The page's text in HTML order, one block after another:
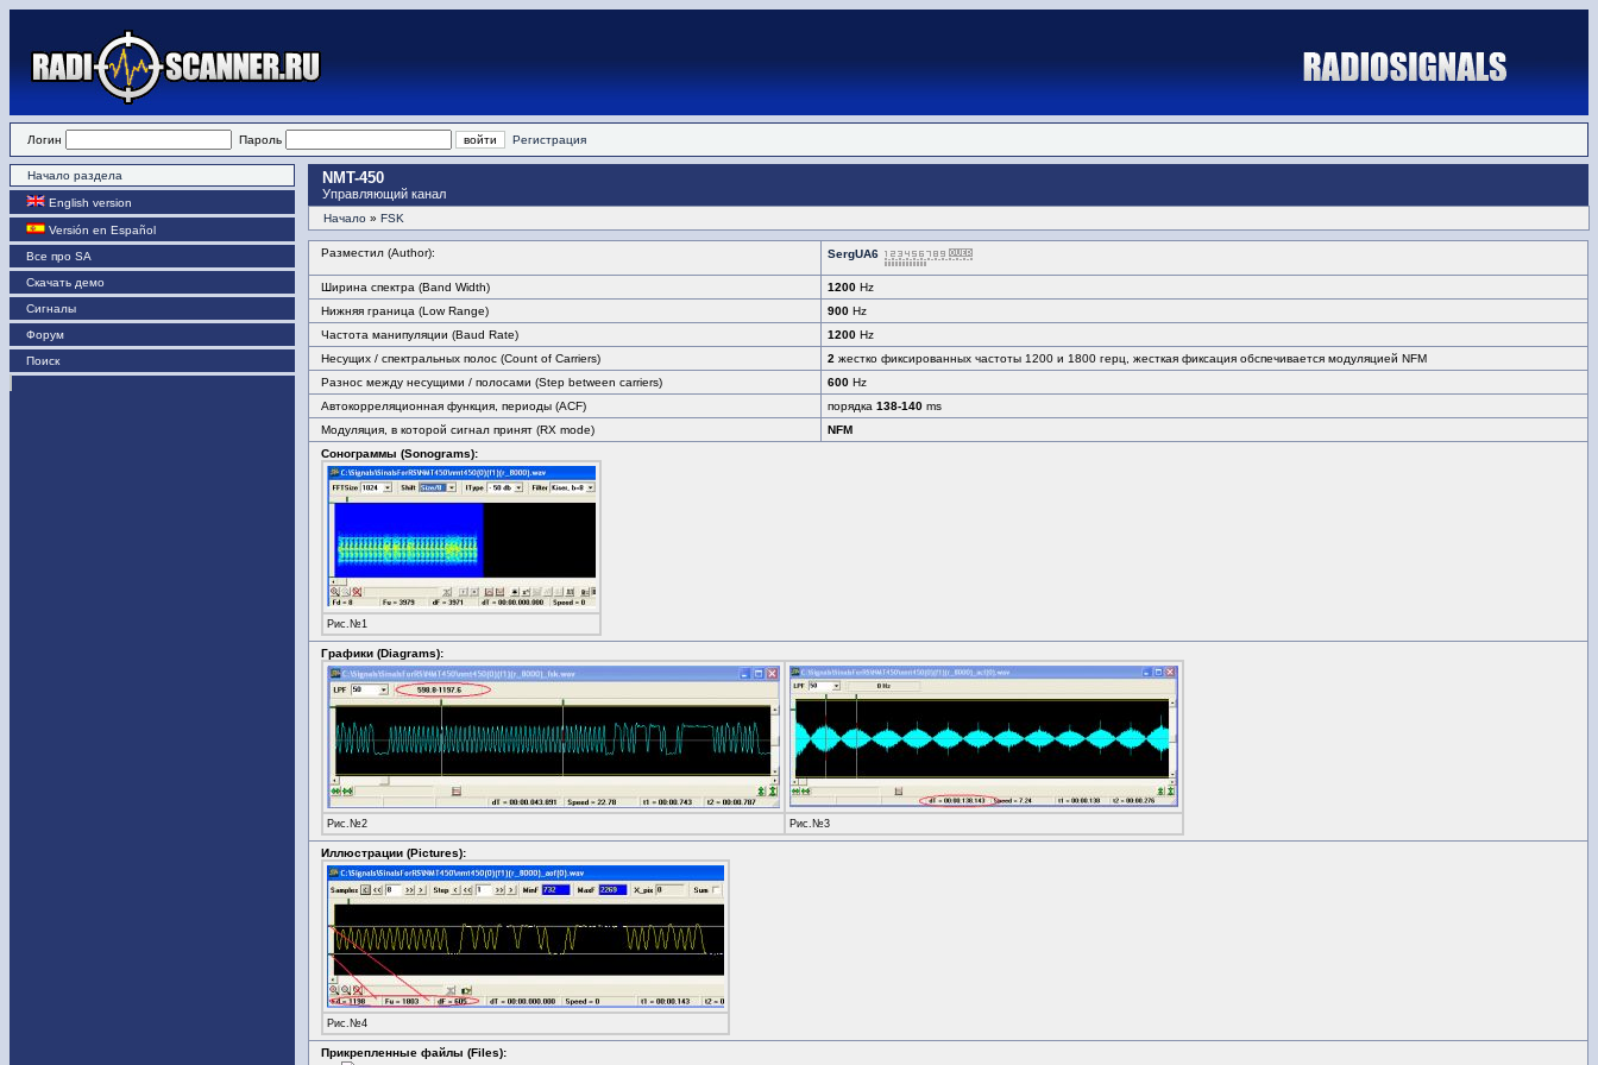
Логин Пароль Регистрация
Начало раздела
English version
Versión en Español
Все про SA
Скачать демо
Сигналы
Форум
Поиск
NMT-450
Управляющий канал
Начало » FSK
Разместил (Author): SergUA6
Ширина спектра (Band Width) 1200 Hz
Нижняя граница (Low Range)
900 Hz
Частота манипуляции (Baud Rate)
1200 Hz
Несущих / спектральных полос (Count of Carriers)
2 жестко фиксированных частоты 1200 и 1800 герц, жесткая фиксация обспечивается модуляцией NFM
Разнос между несущими / полосами (Step between carriers)
600 Hz
Автокорреляционная функция, периоды (ACF)
порядка 138-140 ms
Модуляция, в которой сигнал принят (RX mode)
NFM
Сонограммы (Sonograms):
Рис.№1
Графики (Diagrams):
Рис.№2 Рис.№3
Иллюстрации (Pictures):
Рис.№4
Прикрепленные файлы (Files):